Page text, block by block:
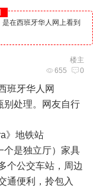
在西班牙华人网上看到
楼主
655 0
班牙华人 网
别处理。网友自行
》地铁站
个是独立厅）家具
个公交车站，周边
通便利，拎包入